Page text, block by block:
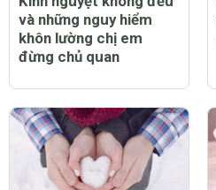
và những nguy hiểm
khôn lường chị em
đừng chủ quan